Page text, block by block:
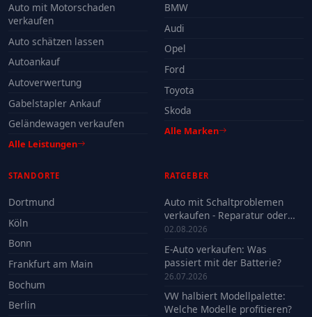
Auto mit Motorschaden
verkaufen
Auto schätzen lassen
Autoankauf
Autoverwertung
Gabelstapler Ankauf
Geländewagen verkaufen
Alle Leistungen
BMW
Audi
Opel
Ford
Toyota
Skoda
Alle Marken
STANDORTE
Dortmund
Köln
Bonn
Frankfurt am Main
Bochum
Berlin
RATGEBER
Auto mit Schaltproblemen
verkaufen - Reparatur oder
Verkauf?
02.08.2026
E-Auto verkaufen: Was
passiert mit der Batterie?
26.07.2026
VW halbiert Modellpalette:
Welche Modelle profitieren?